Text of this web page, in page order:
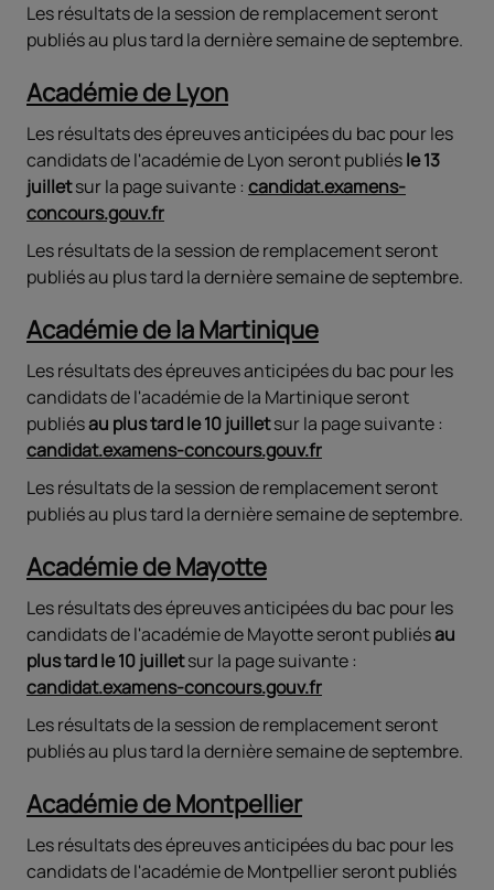
Les résultats de la session de remplacement seront
publiés au plus tard la dernière semaine de septembre.
Académie de Lyon
Les résultats des épreuves anticipées du bac pour les
candidats de l'académie de Lyon seront publiésle 13
juilletsur la page suivante : candidat.examens-
concours.gouv.fr
Les résultats de la session de remplacement seront
publiés au plus tard la dernière semaine de septembre.
Académie de la Martinique
Les résultats des épreuves anticipées du bac pour les
candidats de l'académie de la Martinique seront
publiésau plus tardle 10 juilletsur la page suivante :
candidat.examens-concours.gouv.fr
Les résultats de la session de remplacement seront
publiés au plus tard la dernière semaine de septembre.
Académie de Mayotte
Les résultats des épreuves anticipées du bac pour les
candidats de l'académie de Mayotte seront publiésau
plus tardle 10 juilletsur la page suivante :
candidat.examens-concours.gouv.fr
Les résultats de la session de remplacement seront
publiés au plus tard la dernière semaine de septembre.
Académie de Montpellier
Les résultats des épreuves anticipées du bac pour les
candidats de l'académie de Montpellier seront publiés